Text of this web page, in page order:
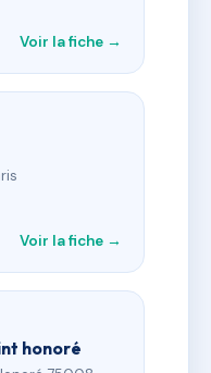
Voir la fiche →
Voir la fiche →
honoré